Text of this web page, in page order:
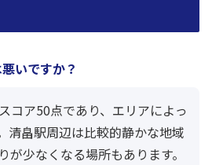
いですか？
コア50点であり、エリアによっ
清畠駅周辺は比較的静かな地域
が少なくなる場所もあります。